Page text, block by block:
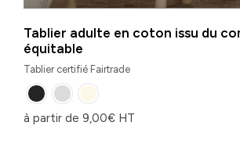
Tablier adulte en coton issu du
équitable
Tablier certifié Fairtrade
à partir de 9,00€ HT